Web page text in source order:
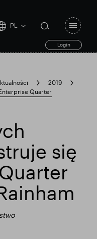
PL
Login
search
form
toggle
2019
Quarter
się